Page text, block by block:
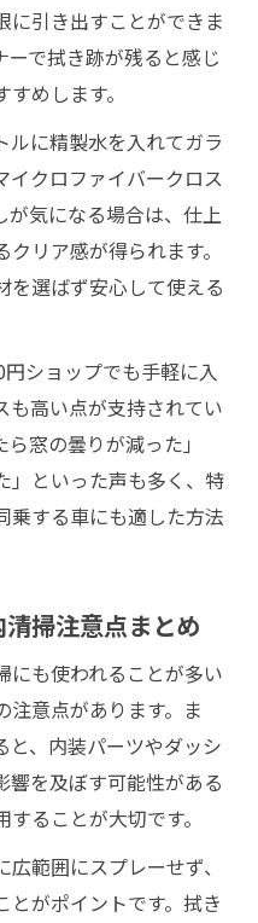
に引き出すことができま
で拭き跡が残ると感じ
めします。
ルに精製水を入れてガラ
イクロファイバークロス
が気になる場合は、仕上
リア感が得られます。
を選ばず安心して使える
ショップでも手軽に入
も高い点が支持されてい
窓の曇りが減った」
」といった声も多く、特
乗する車にも適した方法
掃注意点まとめ
にも使われることが多い
注意点があります。ま
と、内装パーツやダッシ
響を及ぼす可能性がある
ることが大切です。
範囲にスプレーせず、
がポイントです。拭き